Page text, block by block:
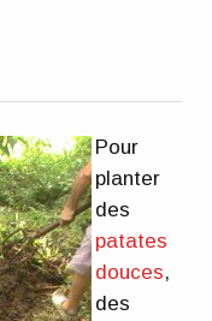
Pour
planter
des
patates
douces,
des